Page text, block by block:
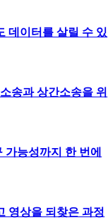
데이터를 살릴 수 있
송과 상간소송을 위
능성까지 한 번에
영상을 되찾은 과정